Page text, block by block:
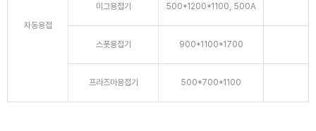
자동용접
미그용접기 500*1200*1100, 500A
스폿용접기 900*1100*1700
프라즈마용접기 500*700*1100